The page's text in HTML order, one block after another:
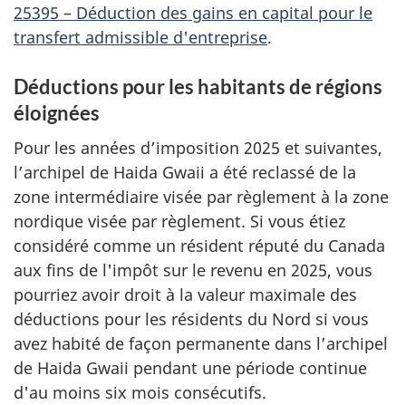
25395 – Déduction des gains en capital pour le
transfert admissible d'entreprise.
Déductions pour les habitants de régions
éloignées
Pour les années d’imposition 2025 et suivantes,
l’archipel de Haida Gwaii a été reclassé de la
zone intermédiaire visée par règlement à la zone
nordique visée par règlement. Si vous étiez
considéré comme un résident réputé du Canada
aux fins de l'impôt sur le revenu en 2025, vous
pourriez avoir droit à la valeur maximale des
déductions pour les résidents du Nord si vous
avez habité de façon permanente dans l’archipel
de Haida Gwaii pendant une période continue
d'au moins six mois consécutifs.